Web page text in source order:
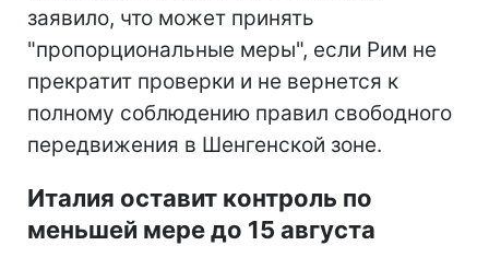
заявило, что может принять
"пропорциональные меры", если Рим не
прекратит проверки и не вернется к
полному соблюдению правил свободного
передвижения в Шенгенской зоне.
Италия оставит контроль по
меньшей мере до 15 августа